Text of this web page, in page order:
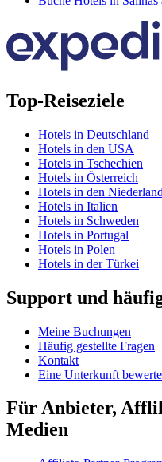
Top-Reiseziele
Hotels in Deutschland
Hotels in den USA
Hotels in Tschechien
Hotels in Österreich
Hotels in den
Hotels in Italien
Hotels in Schweden
Hotels in Portugal
Hotels in Polen
Hotels in der Türkei
Support und
Meine Buchungen
Häufig gestellte Fragen
Kontakt
Eine Unterkunft
Für Anbieter,
Medien